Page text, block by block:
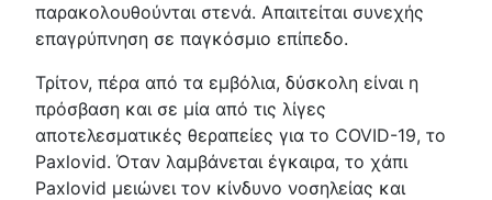
παρακολουθούνται στενά. Απαιτείται συνεχής
επαγρύπνηση σε παγκόσμιο επίπεδο.
Τρίτον, πέρα από τα εμβόλια, δύσκολη είναι η
πρόσβαση και σε μία από τις λίγες
αποτελεσματικές θεραπείες για το COVID-19, το
Paxlovid. Όταν λαμβάνεται έγκαιρα, το χάπι
Paxlovid μειώνει τον κίνδυνο νοσηλείας και